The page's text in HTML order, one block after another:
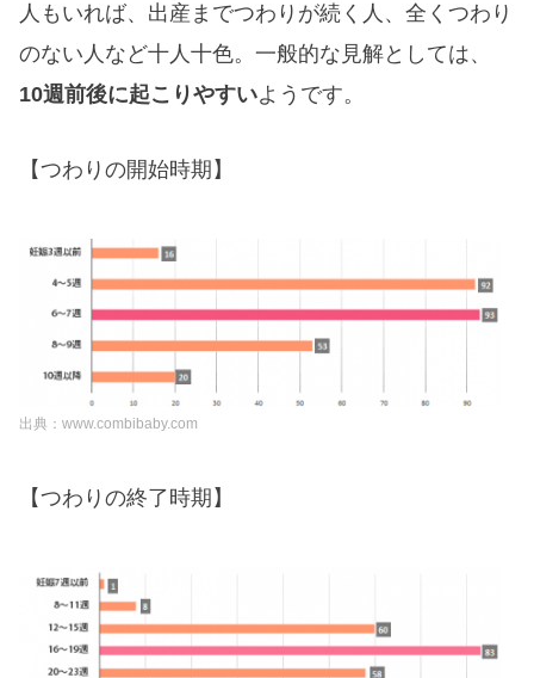
人もいれば、出産までつわりが続く人、全くつわり
のない人など十人十色。一般的な見解としては、
10週前後に起こりやすいようです。
【つわりの開始時期】
出典：www.combibaby.com
【つわりの終了時期】